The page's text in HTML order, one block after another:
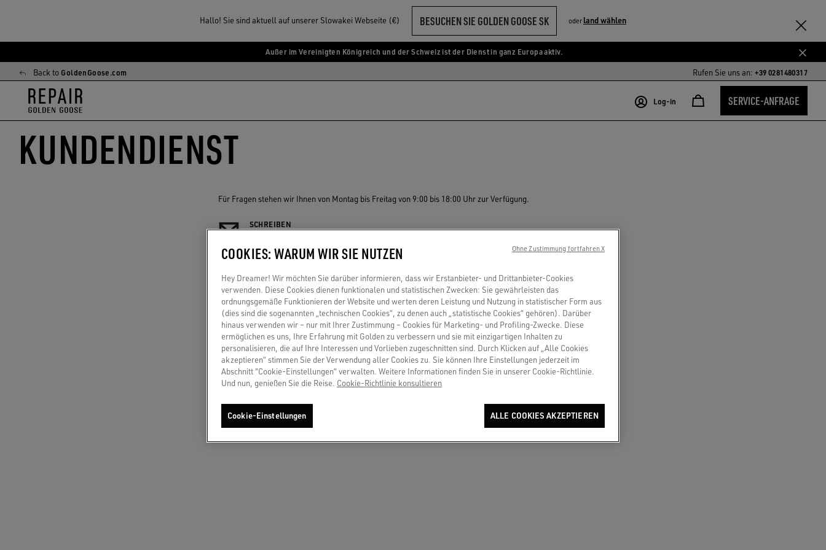
Hallo! Sie sind aktuell auf unserer Slowakei Webseite (€) BESUCHEN SIE GOLDEN GOOSE SK oder land wählen
Zum
Hauptinhalt
springen
Zum
Footer-
Inhalt
springen
Außer im Vereinigten Königreich und der Schweiz ist der Dienst in ganz Europa aktiv.
Back to GoldenGoose.com Rufen Sie uns an:+39 0281480317
Log-in SERVICE-ANFRAGE
KUNDENDIENST
Für Fragen stehen wir Ihnen von Montag bis Freitag von 9:00 bis 18:00 Uhr zur Verfügung.
SCHREIBEN
CHAT
Write to us in chat
ANRUFEN
Wähle das Land, aus dem du anrufst.
Austria
LAND/REGION
COOKIES: WARUM WIR SIE NUTZEN
Hey Dreamer! Wir möchten Sie darüber informieren, dass wir Erstanbieter- und Drittanbieter-Cookies
verwenden. Diese Cookies dienen funktionalen und statistischen Zwecken: Sie gewährleisten das
ordnungsgemäße Funktionieren der Website und werten deren Leistung und Nutzung in statistischer Form aus
(dies sind die sogenannten „technischen Cookies“, zu denen auch „statistische Cookies“ gehören). Darüber
hinaus verwenden wir – nur mit Ihrer Zustimmung – Cookies für Marketing- und Profiling-Zwecke. Diese
ermöglichen es uns, Ihre Erfahrung mit Golden zu verbessern und sie mit einzigartigen Inhalten zu
personalisieren, die auf Ihre Interessen und Vorlieben zugeschnitten sind. Durch Klicken auf „Alle Cookies
akzeptieren“ stimmen Sie der Verwendung aller Cookies zu. Sie können Ihre Einstellungen jederzeit im
Abschnitt "Cookie-Einstellungen“ verwalten. Weitere Informationen finden Sie in unserer Cookie-Richtlinie.
Und nun, genießen Sie die Reise. Cookie-Richtlinie konsultieren
Cookie-Einstellungen ALLE COOKIES AKZEPTIEREN
Ohne Zustimmung fortfahren X